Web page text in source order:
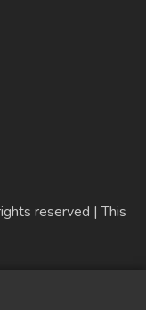
reserved | This